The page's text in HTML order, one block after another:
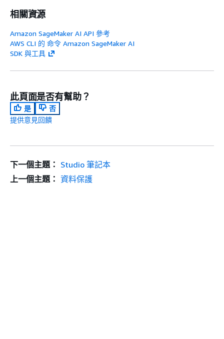
相關資源
Amazon SageMaker AI API 參考
AWS CLI 的 命令 Amazon SageMaker AI
SDK 與工具
此頁面是否有幫助？
是
否
提供意見回饋
下一個主題： Studio 筆記本
上一個主題： 資料保護